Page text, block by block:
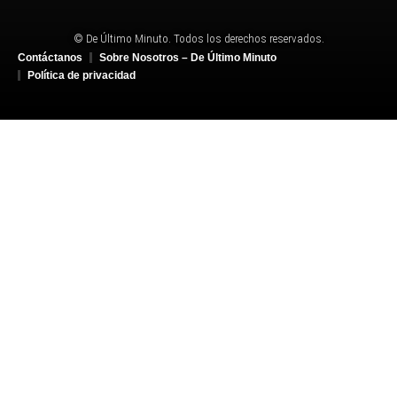
© De Último Minuto. Todos los derechos reservados.
Contáctanos
Sobre Nosotros – De Último Minuto
Política de privacidad